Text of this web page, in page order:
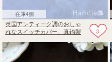
在庫4個
3
英国アンティーク調のおしゃ
れなスイッチカバー、真鍮製
ッチタイプ）